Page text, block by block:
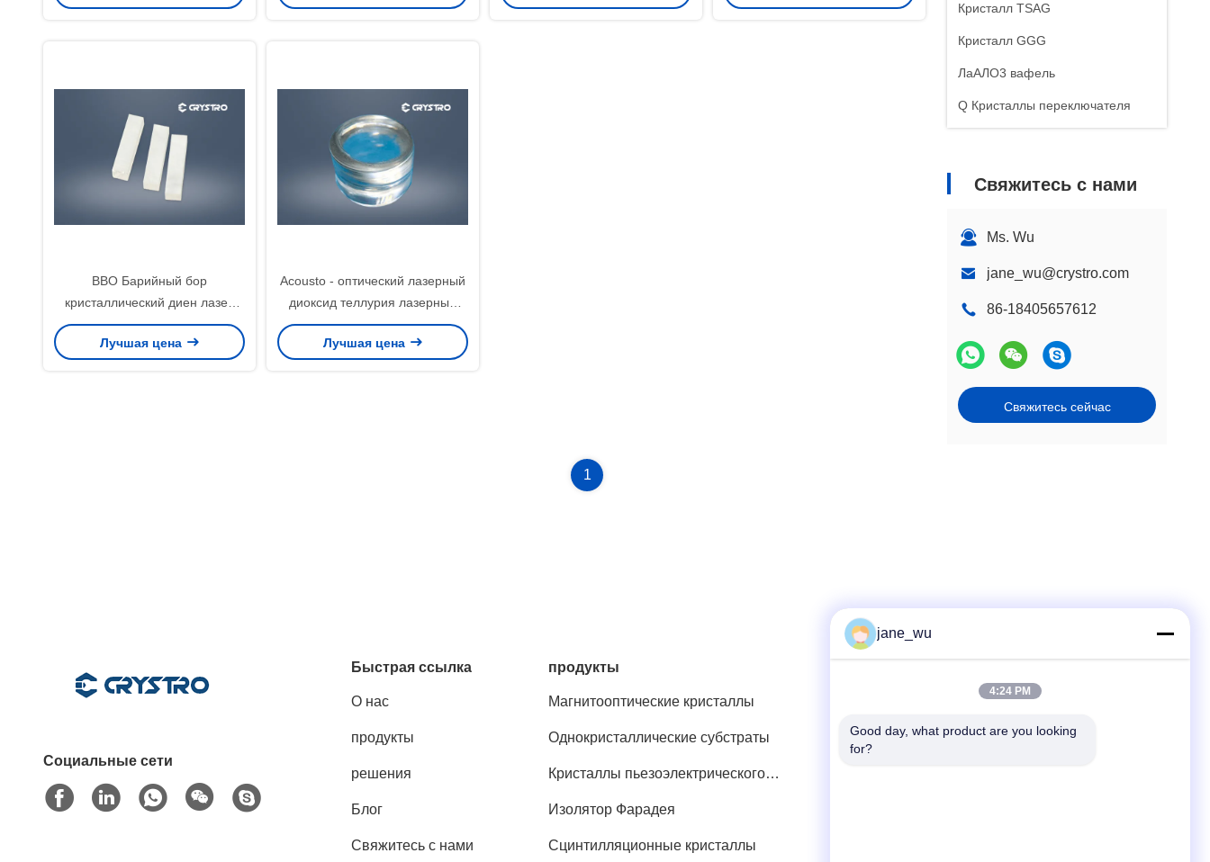
Кристалл TSAG
Кристалл GGG
ЛаАЛО3 вафель
Q Кристаллы переключателя
Свяжитесь с нами
Ms. Wu
jane_wu@crystro.com
86-18405657612
Свяжитесь сейчас
BBO Барийный бор
кристаллический диен лазер
нелинейный BaB2O4 Широкая
прозрачность
Лучшая цена
Acousto - оптический лазерный
диоксид теллурия лазерный
TeO2 сырье
Лучшая цена
1
Социальные сети
Быстрая ссылка
О нас
продукты
решения
Блог
Свяжитесь с нами
продукты
Магнитооптические кристаллы
Однокристаллические субстраты
Кристаллы пьезоэлектрического
Изолятор Фарадея
Сцинтилляционные кристаллы
86-0551-63840886
jane_wu
4:24 PM
Good day, what product are you looking
for?